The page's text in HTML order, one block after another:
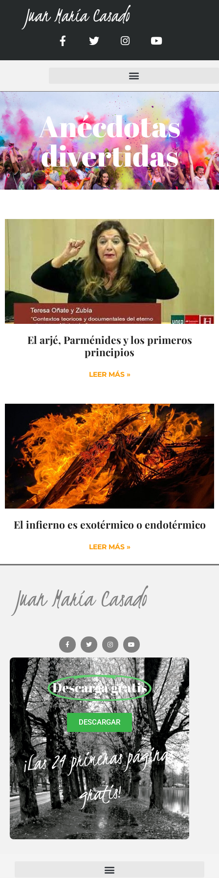
Juan María Casado
Anécdotas
divertidas
El arjé, Parménides y los primeros
principios
LEER MÁS »
El infierno es exotérmico o endotérmico
LEER MÁS »
Juan María Casado
Descarga gratis
DESCARGAR
¡Las 24 primeras páginas
gratis!